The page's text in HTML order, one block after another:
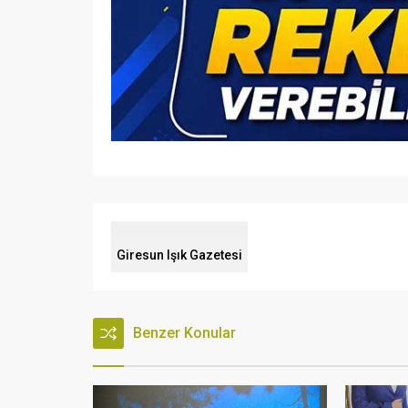
Giresun Işık Gazetesi
Benzer Konular